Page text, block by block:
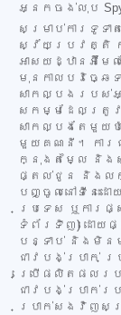
អ្នកចង់លុប
សម្រាប់ការទូទ
ស្វ័យប្រវត្តិ ក
អាសយដ្ឋានអ៊ីមែ
មុនកាលបរិច្ឆេ
សាកល្បងរបស់
សកម្មដែលត្រូវ
សាកល្បងតែមួយ
មួយគណនី។ កា
ក្នុងតម្លៃ និងស
ផ្តល់ជូន និងលក្
បញ្ចូលនៅទីនេះដ
ប្រទេស ឬការ
ទំព័រទិញ) ដោយផ្
បន្ទាប់ និងមិន
ជាវបង់ប្រាក់
ប្រើផលិតផលរ
ជាវបង់ប្រាក់
ប្រាក់សងវិញស